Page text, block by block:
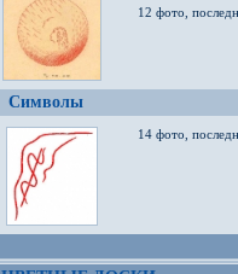
12 фото,
Символы
14 фото,